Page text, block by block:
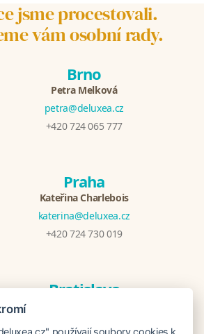
jsme procestovali.
vám osobní rady.
Brno
Petra Melková
petra@deluxea.cz
+420 724 065 777
Praha
Kateřina Charlebois
katerina@deluxea.cz
+420 724 730 019
Bratislava
používají soubory cookies k